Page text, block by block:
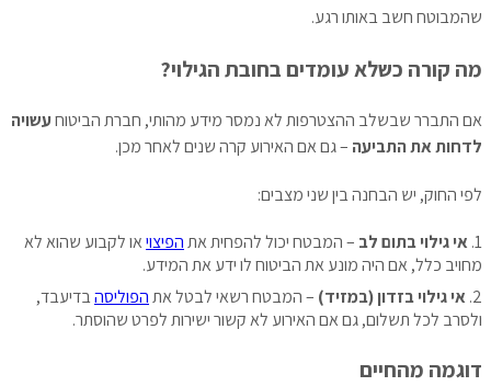
שהמבוטח חשב באותו רגע.
מה קורה כשלא עומדים בחובת הגילוי?
אם התברר שבשלב ההצטרפות לא נמסר מידע מהותי, חברת הביטוחעשויה
לדחות את התביעה– גם אם האירוע קרה שנים לאחר מכן.
לפי החוק, יש הבחנה בין שני מצבים:
אי גילוי בתום לב– המבטח יכול להפחית אתהפיצויאו לקבוע שהוא לא
מחויב כלל, אם היה מונע את הביטוח לו ידע את המידע.
אי גילוי בזדון (במזיד)– המבטח רשאי לבטל אתהפוליסהבדיעבד,
ולסרב לכל תשלום, גם אם האירוע לא קשור ישירות לפרט שהוסתר.
דוגמה מהחיים